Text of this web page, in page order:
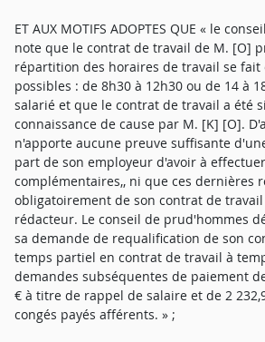
ET AUX MOTIFS ADOPTES QUE « le
note que le contrat de travail de M. [O]
répartition des horaires de travail se
possibles : de 8h30 à 12h30 ou de 14 à
salarié et que le contrat de travail a été
connaissance de cause par M. [K] [O].
n'apporte aucune preuve suffisante
part de son employeur d'avoir à
complémentaires,, ni que ces dernières
obligatoirement de son contrat de
rédacteur. Le conseil de prud'hommes
sa demande de requalification de son
temps partiel en contrat de travail à
demandes subséquentes de paiement
€ à titre de rappel de salaire et de 2
congés payés afférents. » ;